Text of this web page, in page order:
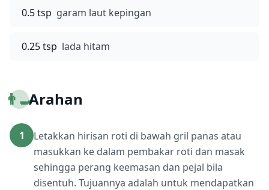
0.5 tsp garam laut kepingan
0.25 tsp lada hitam
👨‍🍳Arahan
1
Letakkan hirisan roti di bawah gril panas atau
masukkan ke dalam pembakar roti dan masak
sehingga perang keemasan dan pejal bila
disentuh. Tujuannya adalah untuk mendapatkan